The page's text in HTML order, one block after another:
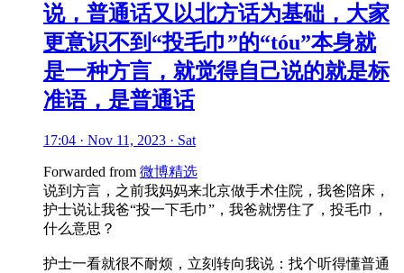
说，普通话又以北方话为基础，大家
更意识不到“投毛巾”的“tóu”本身就
是一种方言，就觉得自己说的就是标
准语，是普通话
17:04 · Nov 11, 2023 · Sat
Forwarded from 微博精选
说到方言，之前我妈妈来北京做手术住院，我爸陪床，
护士说让我爸“投一下毛巾”，我爸就愣住了，投毛巾，
什么意思？
护士一看就很不耐烦，立刻转向我说：找个听得懂普通